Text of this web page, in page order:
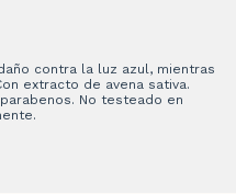
contra la luz azul, mientras
extracto de avena sativa.
No testeado en